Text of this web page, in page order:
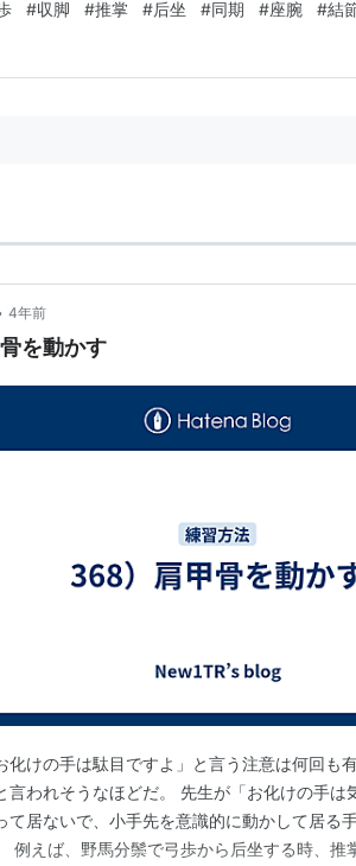
膝拗歩で碾歩した時の下の手。身体の向きが
ら上向きに変わるだけで良いのに、下の手が…
#収脚 #推掌 #后坐 #同期 #座腕 #結
4年前
を動かす
化けの手は駄目ですよ」と言う注意は何回も
言われそうなほどだ。 先生が「お化けの手は
て居ないで、小手先を意識的に動かして居る
例えば、野馬分鬃で弓歩から后坐する時、推